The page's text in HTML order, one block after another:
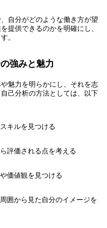
自分がどのような働き方が望
提供できるのかを明確にし、
。
強みと魅力
魅力を明らかにし、それを志
己分析の方法としては、以下
キルを見つける
評価される点を考える
価値観を見つける
囲から見た自分のイメージを